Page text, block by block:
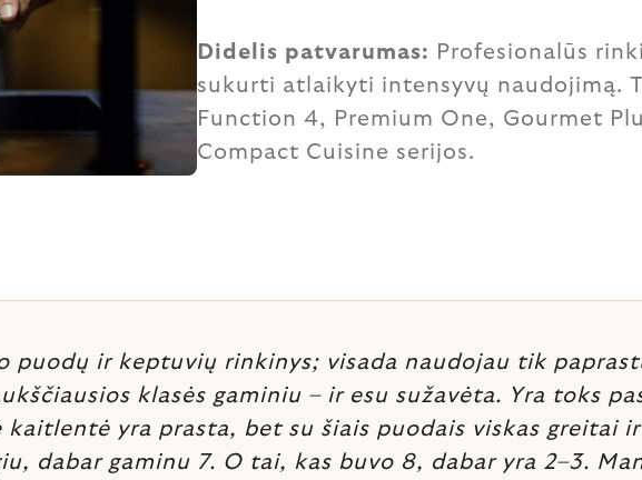
Didelis patvarumas: Profesionalūs
sukurti atlaikyti intensyvų naudojimą.
Function 4, Premium One, Gourmet
Compact Cuisine serijos.
puodų ir keptuvių rinkinys; visada naudojau tik
klasės gaminiu – ir esu sužavėta. Yra toks
yra prasta, bet su šiais puodais viskas greitai
dabar gaminu 7. O tai, kas buvo 8, dabar yra 2–3.